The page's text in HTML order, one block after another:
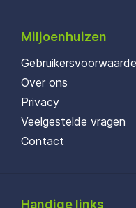
Miljoenhuizen
Over ons
Privacy
Veelgestelde vragen
Contact
Handige links